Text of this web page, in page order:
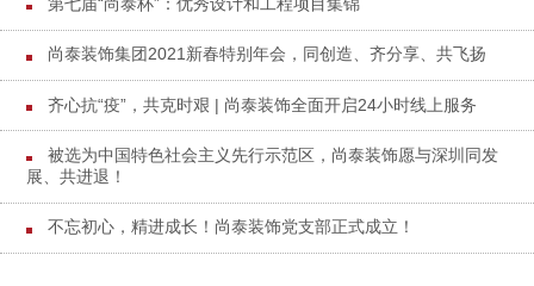
尚泰装饰集团2021新春特别年会，同创造、齐分享、共飞扬
齐心抗“疫”，共克时艰 | 尚泰装饰全面开启24小时线上服务
被选为中国特色社会主义先行示范区，尚泰装饰愿与深圳同发
展、共进退！
不忘初心，精进成长！尚泰装饰党支部正式成立！